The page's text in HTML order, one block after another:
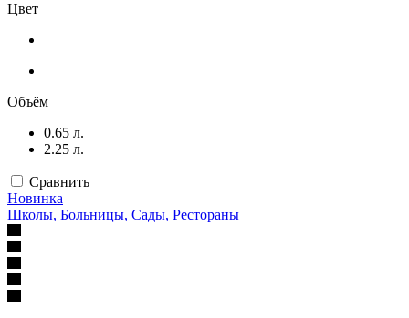
Цвет
Объём
0.65 л.
2.25 л.
Сравнить
Новинка
Школы, Больницы, Сады, Рестораны